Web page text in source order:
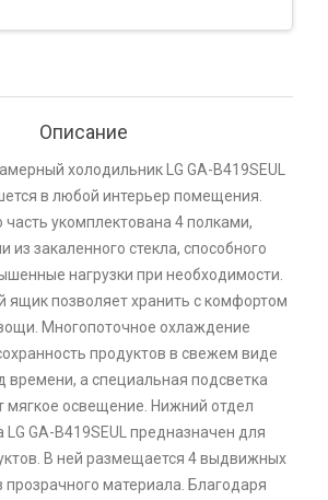
Описание
холодильник LG GA-B419SEUL
в любой интерьер помещения.
часть укомплектована 4 полками,
закаленного стекла, способного
нагрузки при необходимости.
позволяет хранить с комфортом
Многопоточное охлаждение
продуктов в свежем виде
времени, а специальная подсветка
мягкое освещение. Нижний отдел
LG GA-B419SEUL предназначен для
В ней размещается 4 выдвижных
прозрачного материала. Благодаря